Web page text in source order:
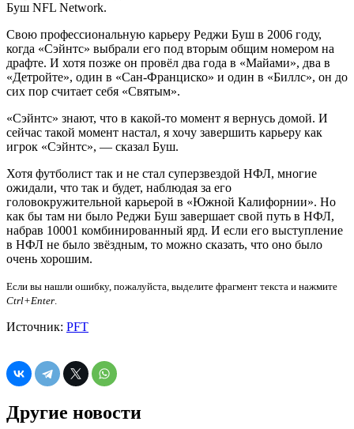
Буш NFL Network.
Свою профессиональную карьеру Реджи Буш в 2006 году,
когда «Сэйнтс» выбрали его под вторым общим номером на
драфте. И хотя позже он провёл два года в «Майами», два в
«Детройте», один в «Сан-Франциско» и один в «Биллс», он до
сих пор считает себя «Святым».
«Сэйнтс» знают, что в какой-то момент я вернусь домой. И
сейчас такой момент настал, я хочу завершить карьеру как
игрок «Сэйнтс», — сказал Буш.
Хотя футболист так и не стал суперзвездой НФЛ, многие
ожидали, что так и будет, наблюдая за его
головокружительной карьерой в «Южной Калифорнии». Но
как бы там ни было Реджи Буш завершает свой путь в НФЛ,
набрав 10001 комбинированный ярд. И если его выступление
в НФЛ не было звёздным, то можно сказать, что оно было
очень хорошим.
Если вы нашли ошибку, пожалуйста, выделите фрагмент текста и нажмите
Ctrl+Enter.
Источник: PFT
Другие новости